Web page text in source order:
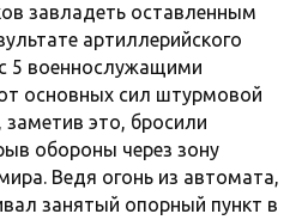
завладеть оставленным
артиллерийского
5 военнослужащими
основных сил штурмовой
это, бросили
обороны через зону
Ведя огонь из автомата,
занятый опорный пункт в